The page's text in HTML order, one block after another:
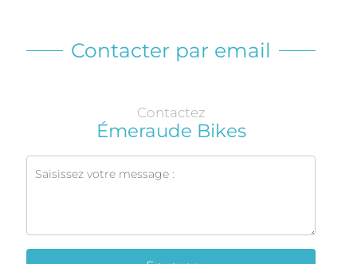
Contacter par email
Contactez
Émeraude Bikes